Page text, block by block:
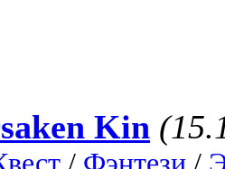
Kin
/ Фэнтези /